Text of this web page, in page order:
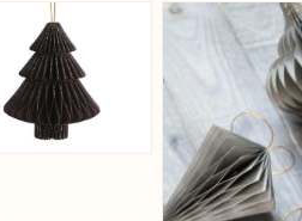
View larger image